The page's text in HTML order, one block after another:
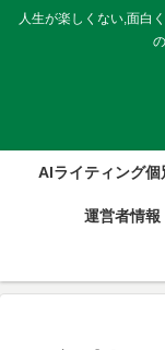
人生が楽しくない,面白
AIライティング個
運営者情報